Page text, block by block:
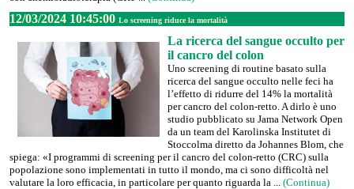
12/03/2024 10:45:00 Lo screening riduce la mortalità
La ricerca del sangue occulto per
il cancro del colon
Uno screening di routine basato sulla
ricerca del sangue occulto nelle feci ha
l’effetto di ridurre del 14% la mortalità
per cancro del colon-retto. A dirlo è uno
studio pubblicato su Jama Network Open
da un team del Karolinska Institutet di
Stoccolma diretto da Johannes Blom, che
spiega: «I programmi di screening per il cancro del colon-retto (CRC) sulla
popolazione sono implementati in tutto il mondo, ma ci sono difficoltà nel
valutare la loro efficacia, in particolare per quanto riguarda la ... (Continua)